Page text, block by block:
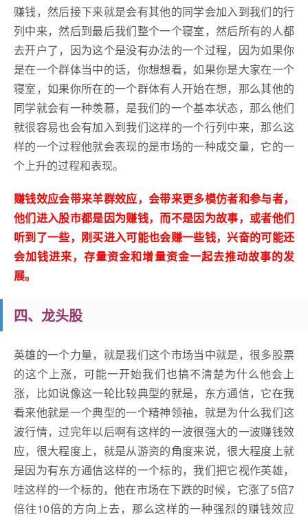
赚钱，然后接下来就是会有其他的同学会加入到我们的行
列中来，然后到最后我们整个一个寝室，然后所有的人都
去开户了，因为这个是没有办法的一个过程，因为如果你
是在一个群体当中的话，你想想看，如果你是大家在一个
寝室，如果你所在的一个群体有人开始在想，那么其他的
同学就会有一种羡慕，是我们的一个基本状态，那么他们
就很容易也会有加入到我们这样的一个行列中来，那么这
样的一个过程他就会表现的是市场的一种成交量，它的一
个上升的过程和表现。
赚钱效应会带来羊群效应，会带来更多模仿者和参与者，
他们进入股市都是因为赚钱，而不是因为故事，或者他们
听到了一些，刚买进入可能也会赚一些钱，兴奋的可能还
会加钱进来，存量资金和增量资金一起去推动故事的发
展。
四、龙头股
英雄的一个力量，就是我们这个市场当中就是，很多股票
的这个上涨，可能一开始我们也搞不清楚为什么他会上
涨，比如说像这一轮比较典型的就是，东方通信，它在我
看来他就是一个典型的一个精神领袖，就是为什么我们这
波行情，过完年以后啊有这样的一波很强大的一波赚钱效
应，很大程度上，就是从游资的角度来说，很大程度上就
是因为有东方通信这样的一个标的，我们把它视作英雄，
哇这样的一个标的，他在市场在下跌的时候，它涨了5倍7
倍往10倍的方向上去，那么这样的一种强烈的赚钱效应